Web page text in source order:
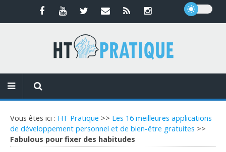
Vous êtes ici : HT Pratique >> Les 16 meilleures applications
de développement personnel et de bien-être gratuites >>
Fabulous pour fixer des habitudes